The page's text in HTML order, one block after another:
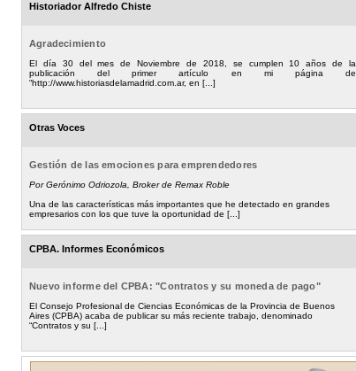
Historiador Alfredo Chiste
Agradecimiento
El día 30 del mes de Noviembre de 2018, se cumplen 10 años de la
publicación del primer artículo en mi página de
“http://www.historiasdelamadrid.com.ar, en [...]
Otras Voces
Gestión de las emociones para emprendedores
Por Gerónimo Odriozola, Broker de Remax Roble
Una de las características más importantes que he detectado en grandes
empresarios con los que tuve la oportunidad de [...]
CPBA. Informes Económicos
Nuevo informe del CPBA: "Contratos y su moneda de pago"
El Consejo Profesional de Ciencias Económicas de la Provincia de Buenos
Aires (CPBA) acaba de publicar su más reciente trabajo, denominado
“Contratos y su [...]